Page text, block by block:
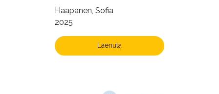
Kultuur ja teadus (45)
Kunst ja looming (86)
Laste- ja noortekirjandus (581)
käsiraamat sujuvaks ja
rahuldust pakkuvaks
Haapanen, Sofia
2025
Laenuta